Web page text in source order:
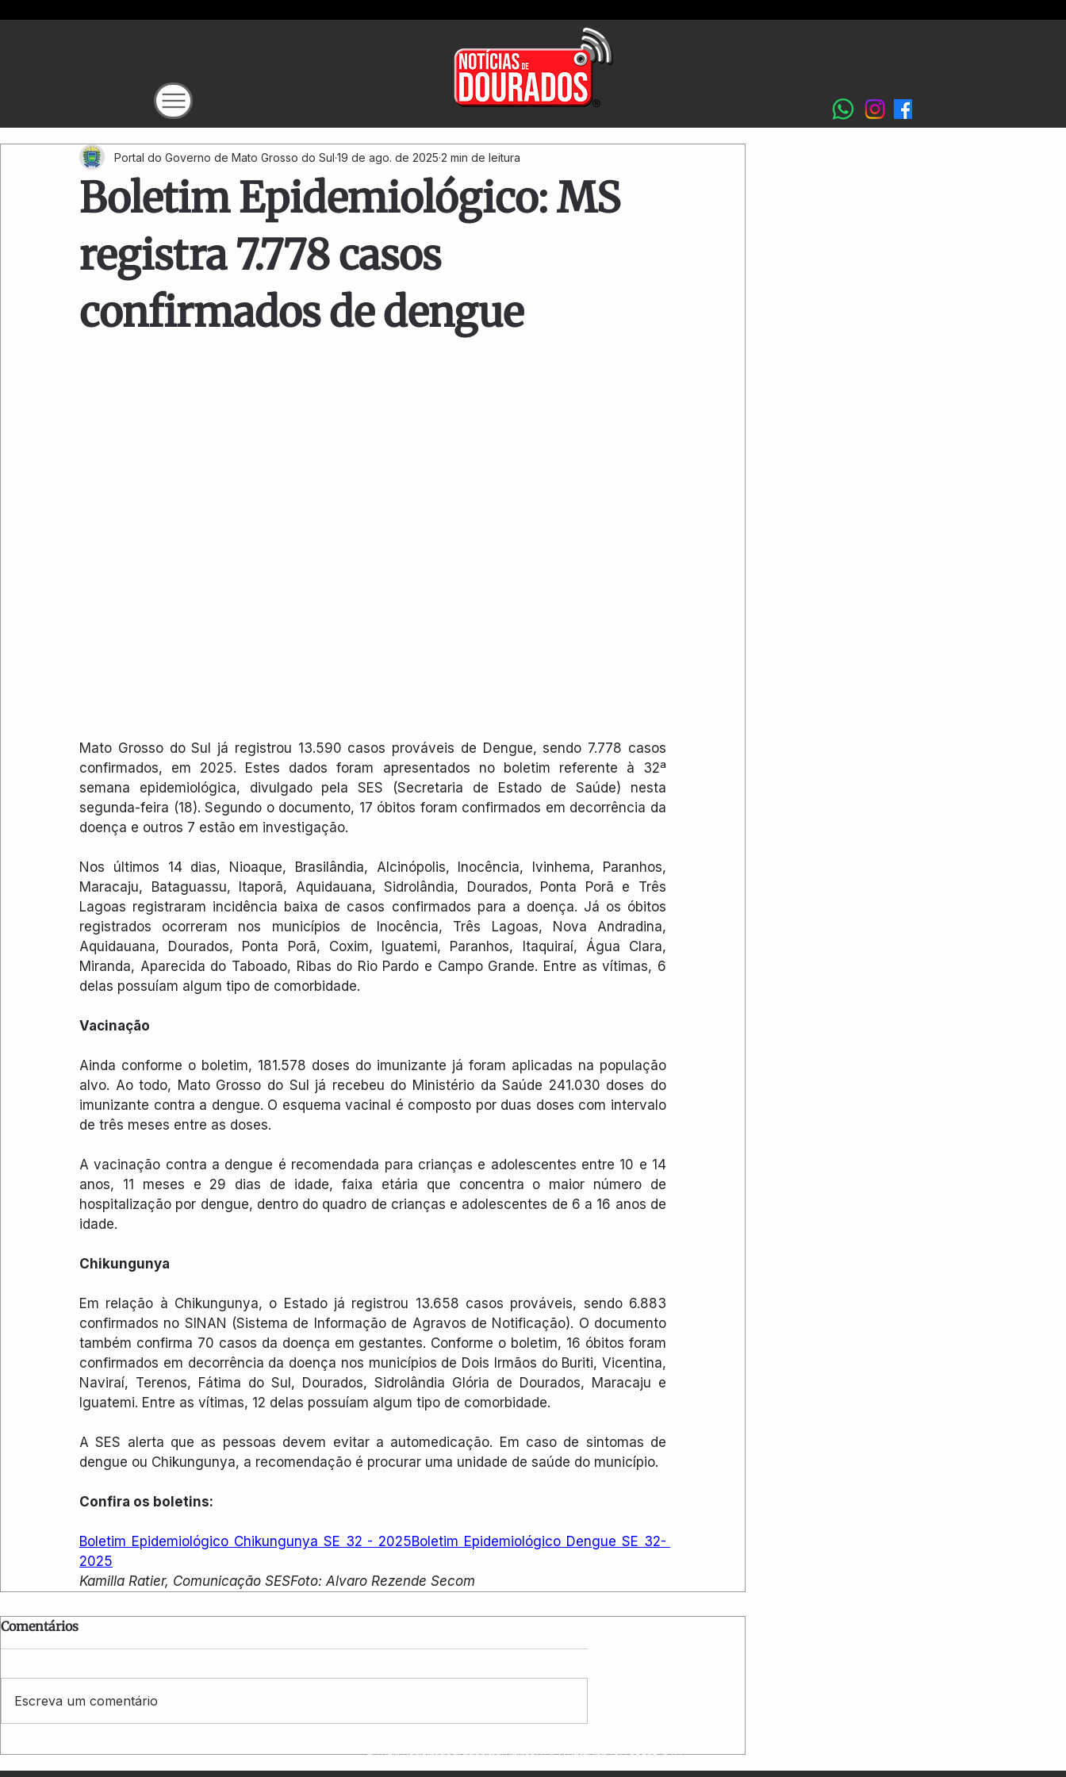
Boletim Epidemiológico: MS
registra 7.778 casos
confirmados de dengue
Portal do Governo de Mato Grosso do Sul 19 de ago. de 2025 2 min de leitura
Mato Grosso do Sul já registrou 13.590 casos prováveis de Dengue, sendo 7.778 casos
confirmados, em 2025. Estes dados foram apresentados no boletim referente à 32ª
semana epidemiológica, divulgado pela SES (Secretaria de Estado de Saúde) nesta
segunda-feira (18). Segundo o documento, 17 óbitos foram confirmados em decorrência da
doença e outros 7 estão em investigação.
Nos últimos 14 dias, Nioaque, Brasilândia, Alcinópolis, Inocência, Ivinhema, Paranhos,
Maracaju, Bataguassu, Itaporã, Aquidauana, Sidrolândia, Dourados, Ponta Porã e Três
Lagoas registraram incidência baixa de casos confirmados para a doença. Já os óbitos
registrados ocorreram nos municípios de Inocência, Três Lagoas, Nova Andradina,
Aquidauana, Dourados, Ponta Porã, Coxim, Iguatemi, Paranhos, Itaquiraí, Água Clara,
Miranda, Aparecida do Taboado, Ribas do Rio Pardo e Campo Grande. Entre as vítimas, 6
delas possuíam algum tipo de comorbidade.
Vacinação
Ainda conforme o boletim, 181.578 doses do imunizante já foram aplicadas na população
alvo. Ao todo, Mato Grosso do Sul já recebeu do Ministério da Saúde 241.030 doses do
imunizante contra a dengue. O esquema vacinal é composto por duas doses com intervalo
de três meses entre as doses.
A vacinação contra a dengue é recomendada para crianças e adolescentes entre 10 e 14
anos, 11 meses e 29 dias de idade, faixa etária que concentra o maior número de
hospitalização por dengue, dentro do quadro de crianças e adolescentes de 6 a 16 anos de
idade.
Chikungunya
Em relação à Chikungunya, o Estado já registrou 13.658 casos prováveis, sendo 6.883
confirmados no SINAN (Sistema de Informação de Agravos de Notificação). O documento
também confirma 70 casos da doença em gestantes. Conforme o boletim, 16 óbitos foram
confirmados em decorrência da doença nos municípios de Dois Irmãos do Buriti, Vicentina,
Naviraí, Terenos, Fátima do Sul, Dourados, Sidrolândia Glória de Dourados, Maracaju e
Iguatemi. Entre as vítimas, 12 delas possuíam algum tipo de comorbidade.
A SES alerta que as pessoas devem evitar a automedicação. Em caso de sintomas de
dengue ou Chikungunya, a recomendação é procurar uma unidade de saúde do município.
Confira os boletins:
Boletim Epidemiológico Chikungunya SE 32 - 2025Boletim Epidemiológico Dengue SE 32-
2025
Kamilla Ratier, Comunicação SESFoto: Alvaro Rezende Secom
Comentários
Escreva um comentário